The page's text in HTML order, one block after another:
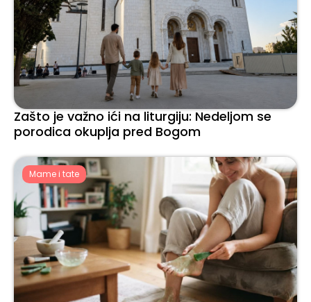
Zašto je važno ići na liturgiju: Nedeljom se
porodica okuplja pred Bogom
Mame i tate